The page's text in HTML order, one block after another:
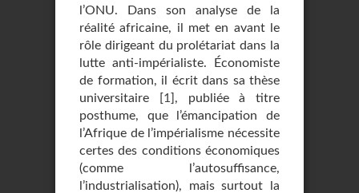
l’ONU. Dans son analyse de la
réalité africaine, il met en avant le
rôle dirigeant du prolétariat dans la
lutte anti-impérialiste. Économiste
de formation, il écrit dans sa thèse
universitaire [1 ] , publiée à titre
posthume, que l’émancipation de
l’Afrique de l’impérialisme nécessite
certes des conditions économiques
(comme l’autosuffisance,
l’industrialisation), mais surtout la